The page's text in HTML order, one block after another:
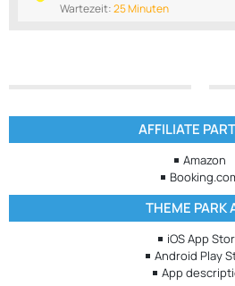
Wartezeit:25 Minuten
AFFILIATE
Amazon
THEME PARK
iOS App
Android Play
App